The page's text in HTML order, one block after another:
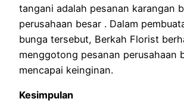
tangani adalah pesanan karangan
perusahaan besar . Dalam
bunga tersebut, Berkah Florist
menggotong pesanan perusahaan
mencapai keinginan.
Kesimpulan